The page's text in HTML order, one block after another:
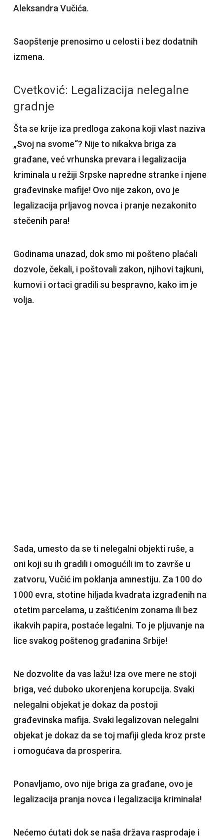
Aleksandra Vučića.
Saopštenje prenosimo u celosti i bez dodatnih
izmena.
Cvetković: ​Legalizacija nelegalne
gradnje
​Šta se krije iza predloga zakona koji vlast naziva
„Svoj na svome“? Nije to nikakva briga za
građane, već vrhunska prevara i legalizacija
kriminala u režiji Srpske napredne stranke i njene
građevinske mafije! Ovo nije zakon, ovo je
legalizacija prljavog novca i pranje nezakonito
stečenih para!
​Godinama unazad, dok smo mi pošteno plaćali
dozvole, čekali, i poštovali zakon, njihovi tajkuni,
kumovi i ortaci gradili su bespravno, kako im je
volja.
Sada, umesto da se ti nelegalni objekti ruše, a
oni koji su ih gradili i omogućili im to završe u
zatvoru, Vučić im poklanja amnestiju. Za 100 do
1000 evra, stotine hiljada kvadrata izgrađenih na
otetim parcelama, u zaštićenim zonama ili bez
ikakvih papira, postaće legalni. To je pljuvanje na
lice svakog poštenog građanina Srbije!
​Ne dozvolite da vas lažu! Iza ove mere ne stoji
briga, već duboko ukorenjena korupcija. Svaki
nelegalni objekat je dokaz da postoji
građevinska mafija. Svaki legalizovan nelegalni
objekat je dokaz da se toj mafiji gleda kroz prste
i omogućava da prosperira.
Ponavljamo, ovo nije briga za građane, ovo je
legalizacija pranja novca i legalizacija kriminala!
​Nećemo ćutati dok se naša država rasprodaje i